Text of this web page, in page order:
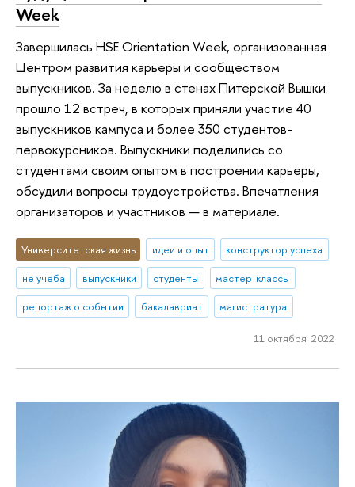
Week
Завершилась HSE Orientation Week, организованная
Центром развития карьеры и сообществом
выпускников. За неделю в стенах Питерской Вышки
прошло 12 встреч, в которых приняли участие 40
выпускников кампуса и более 350 студентов-
первокурсников. Выпускники поделились со
студентами своим опытом в построении карьеры,
обсудили вопросы трудоустройства. Впечатления
организаторов и участников — в материале.
Университетская жизнь идеи и опыт
конструктор успеха
не учеба
выпускники студенты
мастер-классы
репортаж о событии
бакалавриат магистратура
11 октября 2022